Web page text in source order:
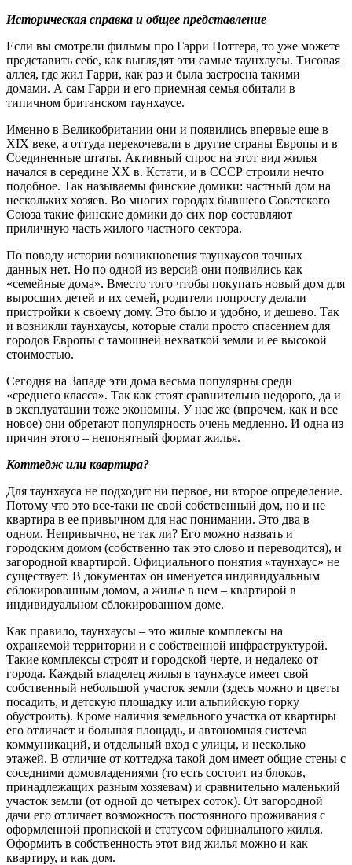
Историческая справка и общее представление
Если вы смотрели фильмы про Гарри Поттера, то уже можете
представить себе, как выглядят эти самые таунхаусы. Тисовая
аллея, где жил Гарри, как раз и была застроена такими
домами. А сам Гарри и его приемная семья обитали в
типичном британском таунхаусе.
Именно в Великобритании они и появились впервые еще в
XIX веке, а оттуда перекочевали в другие страны Европы и в
Соединенные штаты. Активный спрос на этот вид жилья
начался в середине XX в. Кстати, и в СССР строили нечто
подобное. Так называемы финские домики: частный дом на
нескольких хозяев. Во многих городах бывшего Советского
Союза такие финские домики до сих пор составляют
приличную часть жилого частного сектора.
По поводу истории возникновения таунхаусов точных
данных нет. Но по одной из версий они появились как
«семейные дома». Вместо того чтобы покупать новый дом для
выросших детей и их семей, родители попросту делали
пристройки к своему дому. Это было и удобно, и дешево. Так
и возникли таунхаусы, которые стали просто спасением для
городов Европы с тамошней нехваткой земли и ее высокой
стоимостью.
Сегодня на Западе эти дома весьма популярны среди
«среднего класса». Так как стоят сравнительно недорого, да и
в эксплуатации тоже экономны. У нас же (впрочем, как и все
новое) они обретают популярность очень медленно. И одна из
причин этого – непонятный формат жилья.
Коттедж или квартира?
Для таунхауса не подходит ни первое, ни второе определение.
Потому что это все-таки не свой собственный дом, но и не
квартира в ее привычном для нас понимании. Это два в
одном. Непривычно, не так ли? Его можно назвать и
городским домом (собственно так это слово и переводится), и
загородной квартирой. Официального понятия «таунхаус» не
существует. В документах он именуется индивидуальным
сблокированным домом, а жилье в нем – квартирой в
индивидуальном сблокированном доме.
Как правило, таунхаусы – это жилые комплексы на
охраняемой территории и с собственной инфраструктурой.
Такие комплексы строят и городской черте, и недалеко от
города. Каждый владелец жилья в таунхаусе имеет свой
собственный небольшой участок земли (здесь можно и цветы
посадить, и детскую площадку или альпийскую горку
обустроить). Кроме наличия земельного участка от квартиры
его отличает и большая площадь, и автономная система
коммуникаций, и отдельный вход с улицы, и несколько
этажей. В отличие от коттеджа такой дом имеет общие стены с
соседними домовладениями (то есть состоит из блоков,
принадлежащих разным хозяевам) и сравнительно маленький
участок земли (от одной до четырех соток). От загородной
дачи его отличает возможность постоянного проживания с
оформленной пропиской и статусом официального жилья.
Оформить в собственность этот вид жилья можно и как
квартиру, и как дом.